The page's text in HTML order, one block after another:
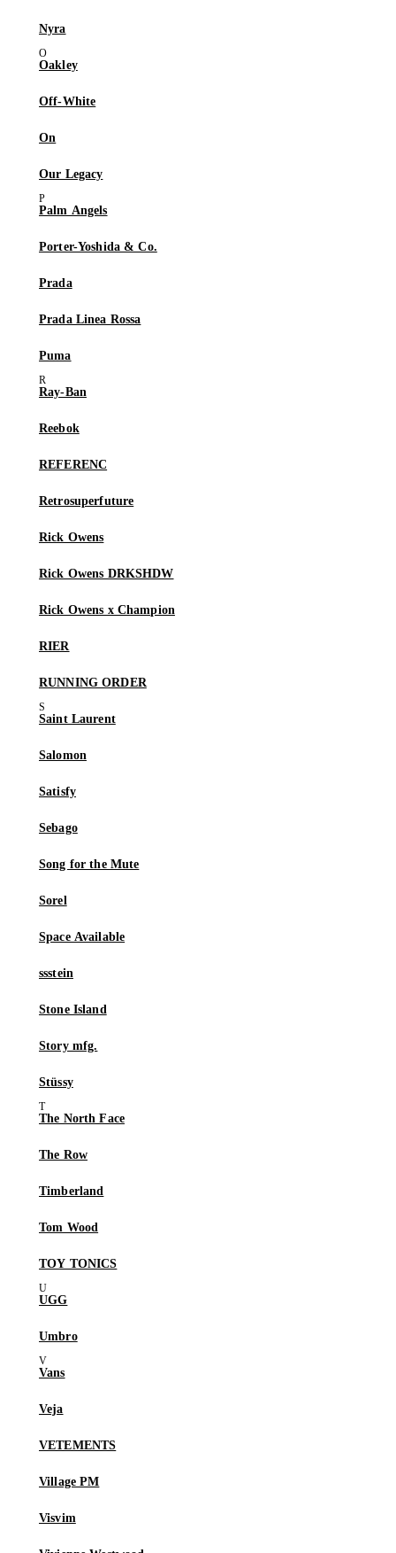
Nyra
Oakley
Off-White
On
Our Legacy
Palm Angels
Porter-Yoshida & Co.
Prada
Prada Linea Rossa
Puma
Ray-Ban
Reebok
REFERENC
Retrosuperfuture
Rick Owens
Rick Owens DRKSHDW
Rick Owens x Champion
RIER
RUNNING ORDER
Saint Laurent
Salomon
Satisfy
Sebago
Song for the Mute
Sorel
Space Available
ssstein
Stone Island
Story mfg.
Stüssy
The North Face
The Row
Timberland
Tom Wood
TOY TONICS
UGG
Umbro
Vans
Veja
VETEMENTS
Village PM
Visvim